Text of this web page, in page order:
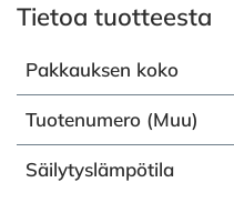
Tietoa tuotteesta
Pakkauksen koko
Tuotenumero (Muu)
Säilytyslämpötila